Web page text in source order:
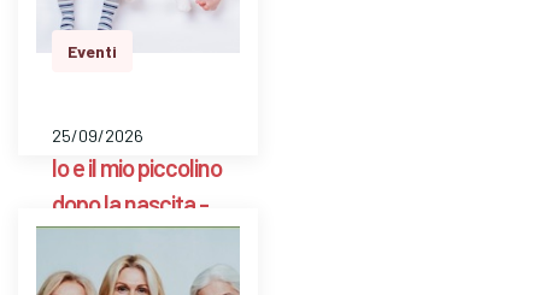
e avere risposte a
dom…
Eventi
25/09/2026
Io e il mio piccolino
dopo la nascita -
Familiare Zelinda